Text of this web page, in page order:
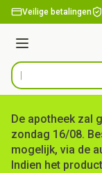
Ga naar de inhoud
Veilige betalingen
Menu
Product, merk,
De apotheek zal
zondag 16/08.
mogelijk, via de
Indien het